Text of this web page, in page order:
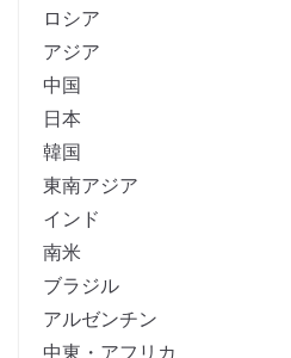
ロシア
アジア
中国
日本
韓国
東南アジア
インド
南米
ブラジル
アルゼンチン
中東・アフリカ